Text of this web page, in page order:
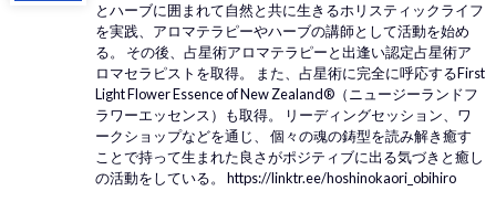
とハーブに囲まれて自然と共に生きるホリスティックライフ
を実践、アロマテラピーやハーブの講師として活動を始め
る。 その後、占星術アロマテラピーと出逢い認定占星術ア
ロマセラピストを取得。 また、占星術に完全に呼応するFirst
Light Flower Essence of New Zealand®（ニュージーランドフ
ラワーエッセンス）も取得。 リーディングセッション、ワ
ークショップなどを通じ、 個々の魂の鋳型を読み解き癒す
ことで持って生まれた良さがポジティブに出る気づきと癒し
の活動をしている。 https://linktr.ee/hoshinokaori_obihiro